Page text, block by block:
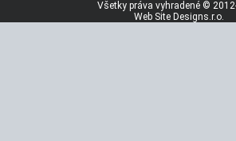
Všetky práva vyhradené ©
Web Site Designs.r.o.